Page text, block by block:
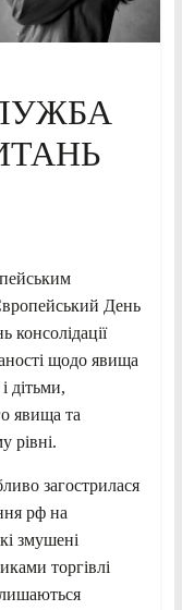
День
консолідації
щодо явища
дітьми,
явища та
рівні.
загострилася
рф на
змушені
торгівлі